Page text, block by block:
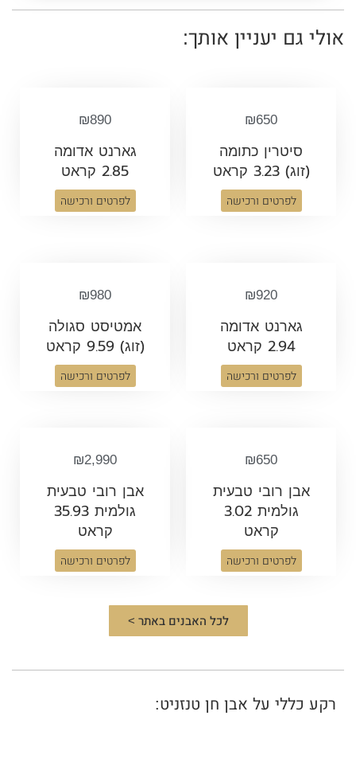
אולי גם יעניין אותך:
₪650
סיטרין כתומה
(זוג) 3.23 קראט
לפרטים ורכישה
₪890
גארנט אדומה
2.85 קראט
לפרטים ורכישה
₪920
גארנט אדומה
2.94 קראט
לפרטים ורכישה
₪980
אמטיסט סגולה
(זוג) 9.59 קראט
לפרטים ורכישה
₪650
אבן רובי טבעית
גולמית 3.02
קראט
לפרטים ורכישה
₪2,990
אבן רובי טבעית
גולמית 35.93
קראט
לפרטים ורכישה
לכל האבנים באתר >
רקע כללי על אבן חן טנזניט: